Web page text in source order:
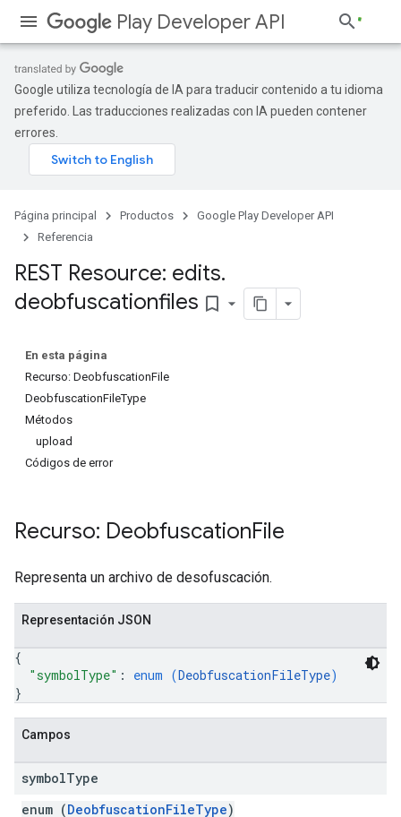
Play Developer API
Google utiliza tecnología de IA para traducir contenido a tu idioma
preferido. Las traducciones realizadas con IA pueden contener
errores.
Página principal Productos
Google Play Developer API
Referencia
REST Resource: edits.
deobfuscationfiles bookmark_border
En esta página
Recurso: DeobfuscationFile
DeobfuscationFileType
Métodos
upload
Códigos de error
Recurso: DeobfuscationFile
Representa un archivo de desofuscación.
Representación JSON
{
"symbolType" : enum (DeobfuscationFileType)
}
Campos
symbolType
enum (DeobfuscationFileType)